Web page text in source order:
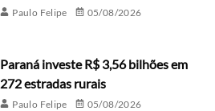
Paulo Felipe 05/08/2026
Paraná investe R$ 3,56 bilhões em
272 estradas rurais
Paulo Felipe 05/08/2026